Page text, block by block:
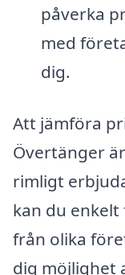
påverka
med
dig.
Att jämföra
Övertänger
rimligt
kan du
från olika
dig möjlighet